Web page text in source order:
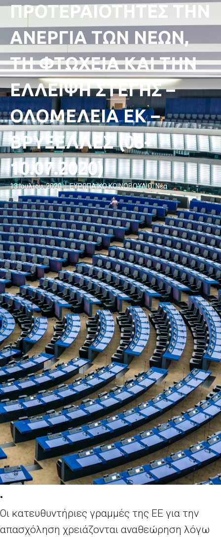
ΠΡΟΤΕΡΑΙΟΤΗΤΕΣ ΤΗΝ
ΑΝΕΡΓΙΑ ΤΩΝ ΝΕΩΝ,
ΤΗ ΦΤΩΧΕΙΑ ΚΑΙ ΤΗΝ
ΕΛΛΕΙΨΗ ΣΤΕΓΗΣ –
ΟΛΟΜΕΛΕΙΑ ΕΚ –
ΒΡΥΞΕΛΛΕΣ (08-
10.07.2020)
13 Ιουλίου, 2020 ΕΥΡΩΠΑΪΚΟ ΚΟΙΝΟΒΟΥΛΙΟ,Νέα
•
Οι κατευθυντήριες γραμμές της ΕΕ για την
απασχόληση χρειάζονται αναθεώρηση λόγω